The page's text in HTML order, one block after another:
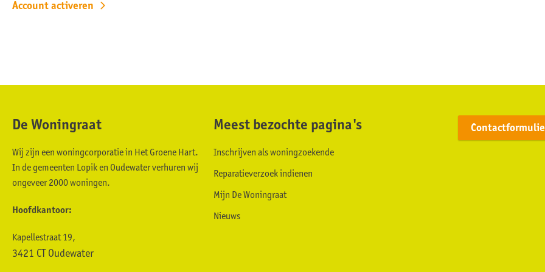
Account activeren
Contactinformatie
De Woningraat
Wij zijn een woningcorporatie in Het Groene Hart.
In de gemeenten Lopik en Oudewater verhuren wij
ongeveer 2000 woningen.
Hoofdkantoor:
Kapellestraat 19,
3421 CT Oudewater
Meest bezochte pagina's
Inschrijven als woningzoekende
Reparatieverzoek indienen
Mijn De Woningraat
Nieuws